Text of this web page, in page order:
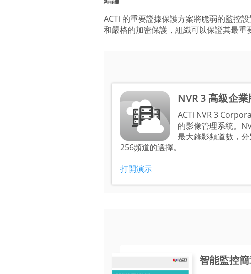
ACTi 的重要證據保護方案將脆弱的監控
和嚴格的加密保護，組織可以保證其最重
NVR 3 高級企業
ACTi NVR 3
的影像管理系統。
最大錄影頻道數，
256頻道的選擇。
打開演示
智能監控